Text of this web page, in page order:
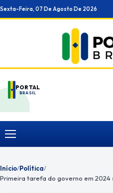
Ir
para
Sexta-Feira, 07 De Agosto De 2026
PORTAL
BRASIL
Menu
Início/Política/